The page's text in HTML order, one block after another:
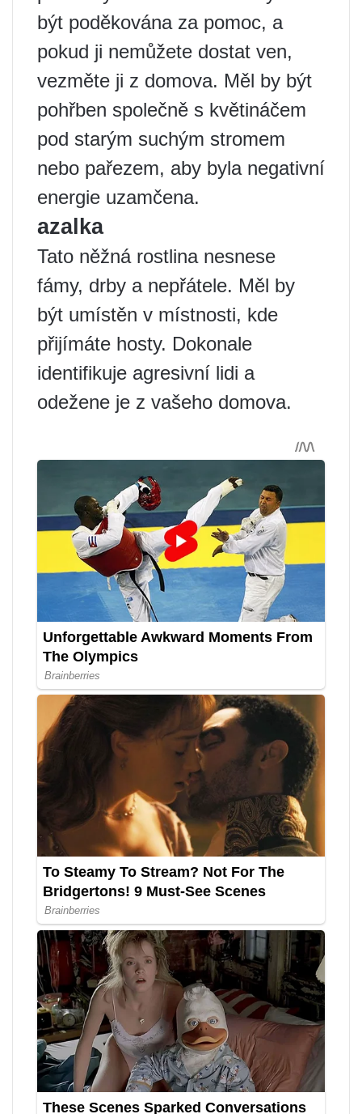
být poděkována za pomoc, a
pokud ji nemůžete dostat ven,
vezměte ji z domova. Měl by být
pohřben společně s květináčem
pod starým suchým stromem
nebo pařezem, aby byla negativní
energie uzamčena.
azalka
Tato něžná rostlina nesnese
fámy, drby a nepřátele. Měl by
být umístěn v místnosti, kde
přijímáte hosty. Dokonale
identifikuje agresivní lidi a
odežene je z vašeho domova.